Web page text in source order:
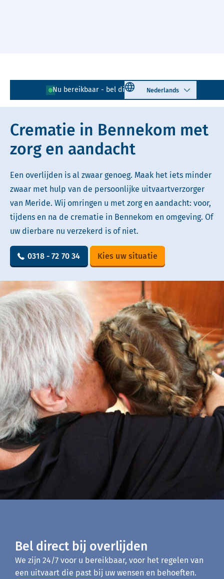
Nu bereikbaar - bel direct! 0318 - 72 70 34
Select language
Lees voor Uitleg woorden
Simpele tekst
Crematie in Bennekom met
zorg en aandacht
Een overlijden is al zwaar genoeg. Maak het iets minder
zwaar met hulp van de persoonlijke uitvaartverzorger
van Meride. Wij omringen u met zorg en aandacht: voor,
tijdens en na de crematie in Bennekom en omgeving. Of
uw dierbare nu verzekerd is of niet.
0318 - 72 70 34 Kies uw situatie
Bel direct bij overlijden
We zijn 24/7 voor u bereikbaar, voor het regelen van
een uitvaart die past bij uw wensen en behoeften.